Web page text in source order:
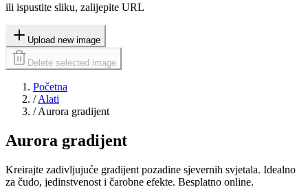
ili ispustite sliku, zalijepite URL
Upload new image
Delete selected image
Početna
/ Alati
/ Aurora gradijent
Aurora gradijent
Kreirajte zadivljujuće gradijent pozadine sjevernih svjetala. Idealno
za čudo, jedinstvenost i čarobne efekte. Besplatno online.